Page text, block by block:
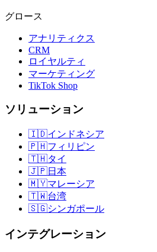
グロース
アナリティクス
CRM
ロイヤルティ
マーケティング
TikTok Shop
ソリューション
🇮🇩インドネシア
🇵🇭フィリピン
🇹🇭タイ
🇯🇵日本
🇲🇾マレーシア
🇹🇼台湾
🇸🇬シンガポール
インテグレーション